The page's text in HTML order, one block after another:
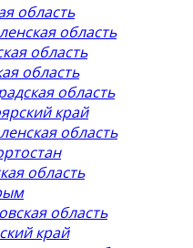
область
область
область
область
область
край
область
область
область
край